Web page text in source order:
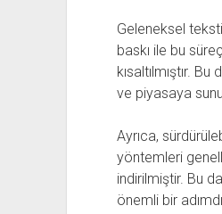
Geleneksel
baskı ile bu
kısaltılmıştır.
ve piyasaya
Ayrıca,
yöntemleri
indirilmiştir. Bu
önemli bir